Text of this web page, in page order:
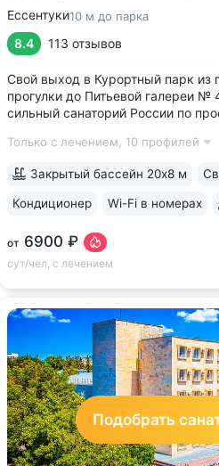
Ессентуки10 м до парка
8.4 113 отзывов
Свой выход в Курортный парк из
прогулки до Питьевой галереи №
сильный санаторий России по
На базе санатория работает
Только с лечением, 10 профилей
от 6900 ₽
сут/чел, с лечением
Закрытый бассейн 20х8 м
Кондиционер Wi-Fi в номерах
Подобрать